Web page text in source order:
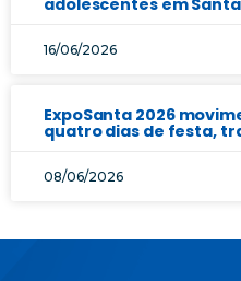
16/06/2026
ExpoSanta 2026
quatro dias de festa,
08/06/2026